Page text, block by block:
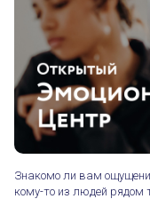
Знакомо ли вам
кому-то из людей рядом